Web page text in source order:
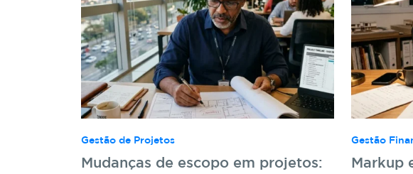
Gestão de Projetos
Mudanças de escopo em projetos:
Gestão
Markup